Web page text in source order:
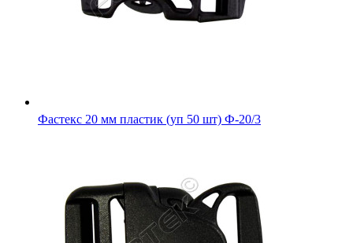
Фастекс 20 мм пластик (уп 50 шт) Ф-20/3